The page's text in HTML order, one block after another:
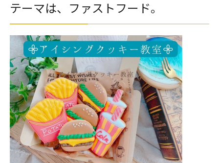
テーマは、ファストフード。